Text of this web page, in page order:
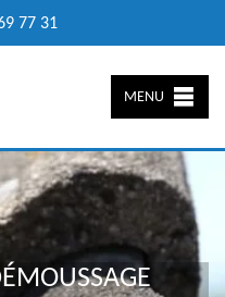
77 31
MENU